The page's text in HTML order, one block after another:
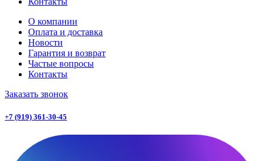
О компании
Оплата и доставка
Новости
Гарантия и возврат
Частые вопросы
Контакты
Заказать звонок
+7 (919) 361-30-45